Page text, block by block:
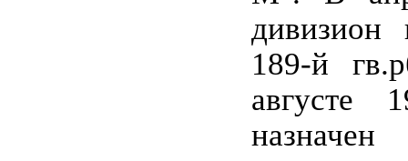
дивизион
189-й
августе